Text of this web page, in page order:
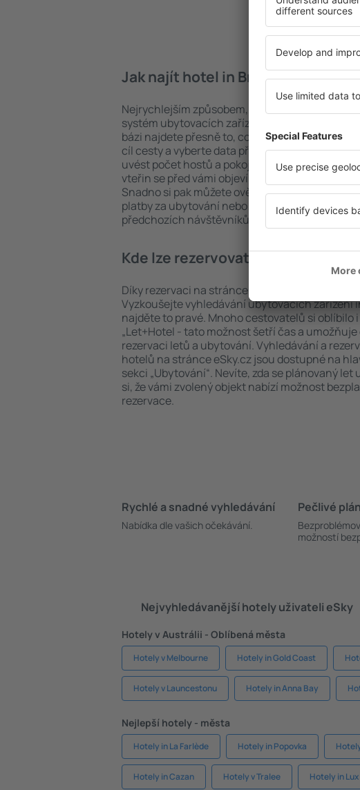
Jak najít hotel in Broulee?
Nejrychlejším způsobem, jak najít hotel in
systém ubytovacích zařízení na stránce eSky.
bázi najdete přesně to, co hledáte. Do
cíl cesty a vyberte data příjezdu a odjezdu.
uvést počet hostů a pokojů. A máte hotovo!
vteřin se před vámi objeví všechna dostupná
Snadno si pak můžete ověřit vzdálenost hotelu
platby za ubytování nebo počet hvězdiček,
předchozích návštěvníků.
Kde lze rezervovat hotel in
Díky rezervaci na stránce eSky.cz ušetříte čas i
Vyzkoušejte vyhledávání ubytovacích zařízení
najděte to pravé. Mnoho cestovatelů si oblíbilo
„Let+Hotel - tato možnost šetří čas a
rezervaci letů a ubytování. Vyhledávání a
hotelů na stránce eSky.cz jsou dostupné na
sekci „Ubytování“. Nevíte, zda se plánovaný
si, že vámi zvolený objekt nabízí možnost
rezervace.
Rychlé a snadné vyhledávání
Nabídka dle vašich očekávání.
Pečlivé
možností
Nejvyhledávanější hotely uživateli eSky
Hotely v Austrálii - Oblíbená města
Hotely v Melbourne Hotely in Gold Coast
Hotely v Launcestonu Hotely in Anna Bay
Nejlepší hotely - města
Hotely in La Farlède Hotely in Popovka
Hotely in Cazan Hotely v Tralee Hotely in Lux